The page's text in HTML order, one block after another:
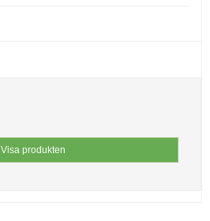
Visa produkten